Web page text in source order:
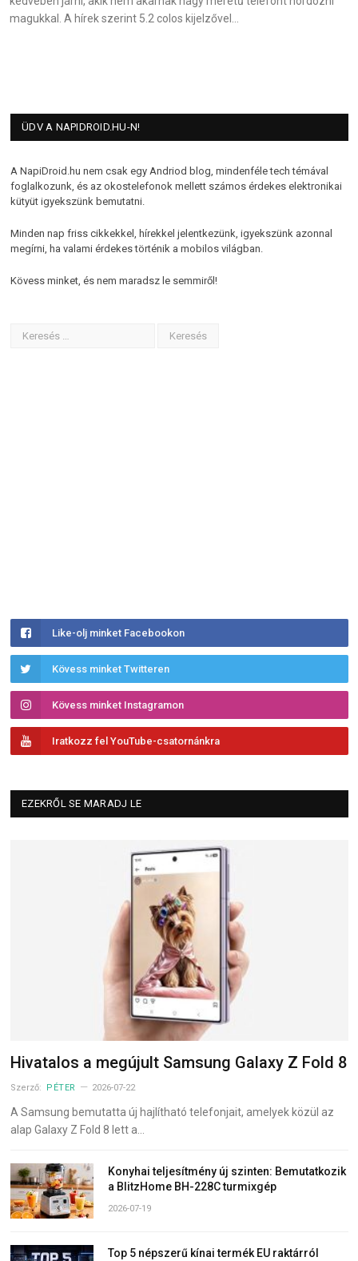
magukkal. A hírek szerint 5.2 colos kijelzővel…
ÜDV A NAPIDROID.HU-N!
A NapiDroid.hu nem csak egy Andriod blog, mindenféle tech témával
foglalkozunk, és az okostelefonok mellett számos érdekes elektronikai
kütyüt igyekszünk bemutatni.
Minden nap friss cikkekkel, hírekkel jelentkezünk, igyekszünk azonnal
megírni, ha valami érdekes történik a mobilos világban.
Kövess minket, és nem maradsz le semmiről!
Like-olj minket Facebookon
Kövess minket Twitteren
Kövess minket Instagramon
Iratkozz fel YouTube-csatornánkra
EZEKRŐL SE MARADJ LE
Hivatalos a megújult Samsung Galaxy Z Fold 8
Szerző: PÉTER 2026-07-22
A Samsung bemutatta új hajlítható telefonjait, amelyek közül az
alap Galaxy Z Fold 8 lett a…
Konyhai teljesítmény új szinten: Bemutatkozik
a BlitzHome BH-228C turmixgép
2026-07-19
Top 5 népszerű kínai termék EU raktárról